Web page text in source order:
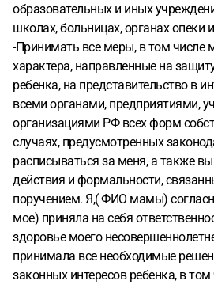
образовательных и иных
школах, больницах, органах опеки
-Принимать все меры, в том числе
характера, направленные на
ребенка, на представительство в
всеми органами, предприятиями,
организациями РФ всех форм
случаях, предусмотренных
расписываться за меня, а также
действия и формальности,
поручением. Я,( ФИО мамы)
мое) приняла на себя
здоровье моего
принимала все необходимые
законных интересов ребенка, в